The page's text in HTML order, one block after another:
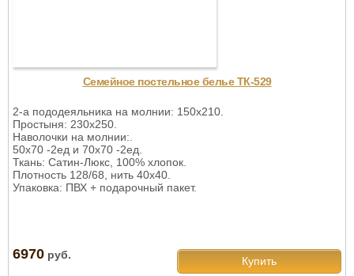
Семейное постельное белье ТК-529
2-а пододеяльника на молнии: 150х210.
Простыня: 230х250.
Наволочки на молнии:.
50х70 -2ед и 70х70 -2ед.
Ткань: Сатин-Люкс, 100% хлопок.
Плотность 128/68, нить 40х40.
Упаковка: ПВХ + подарочный пакет.
6970 руб. Купить